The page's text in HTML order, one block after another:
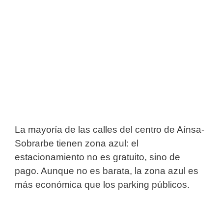
La mayoría de las calles del centro de Aínsa-
Sobrarbe tienen zona azul: el
estacionamiento no es gratuito, sino de
pago. Aunque no es barata, la zona azul es
más económica que los parking públicos.